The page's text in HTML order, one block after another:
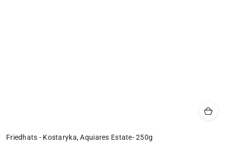
Friedhats - Kostaryka, Aquiares Estate- 250g